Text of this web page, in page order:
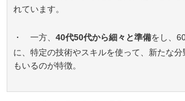
れています。
・ 一方、40代50代から細々と準備をし、
に、特定の技術やスキルを使って、新たな
もいるのが特徴。